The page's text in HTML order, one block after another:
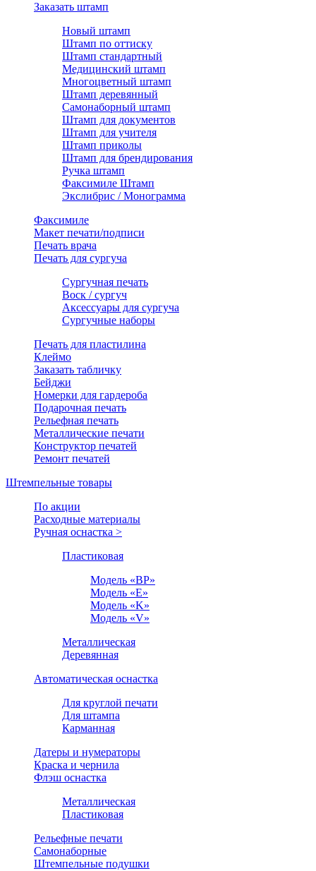
Заказать штамп
Новый штамп
Штамп по оттиску
Штамп стандартный
Медицинский штамп
Многоцветный штамп
Штамп деревянный
Самонаборный штамп
Штамп для документов
Штамп для учителя
Штамп приколы
Штамп для брендирования
Ручка штамп
Факсимиле Штамп
Экслибрис / Монограмма
Факсимиле
Макет печати/подписи
Печать врача
Печать для сургуча
Сургучная печать
Воск / сургуч
Аксессуары для сургуча
Сургучные наборы
Печать для пластилина
Клеймо
Заказать табличку
Бейджи
Номерки для гардероба
Подарочная печать
Рельефная печать
Металлические печати
Конструктор печатей
Ремонт печатей
Штемпельные товары
По акции
Расходные материалы
Ручная оснастка >
Пластиковая
Модель «BP»
Модель «E»
Модель «K»
Модель «V»
Металлическая
Деревянная
Автоматическая оснастка
Для круглой печати
Для штампа
Карманная
Датеры и нумераторы
Краска и чернила
Флэш оснастка
Металлическая
Пластиковая
Рельефные печати
Самонаборные
Штемпельные подушки